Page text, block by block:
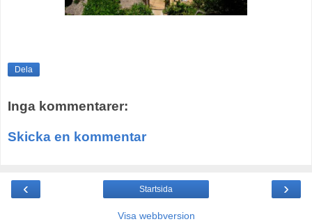
Dela
Inga kommentarer:
Skicka en kommentar
‹ ›
Startsida
Visa webbversion